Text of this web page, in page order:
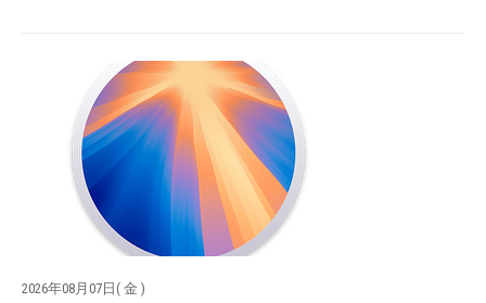
2026年08月07日( 金 )